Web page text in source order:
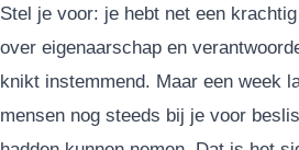
Stel je voor: je hebt net een
over eigenaarschap en
knikt instemmend. Maar een week
mensen nog steeds bij je voor